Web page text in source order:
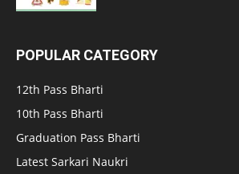
POPULAR CATEGORY
12th Pass Bharti
10th Pass Bharti
Graduation Pass Bharti
Latest Sarkari Naukri